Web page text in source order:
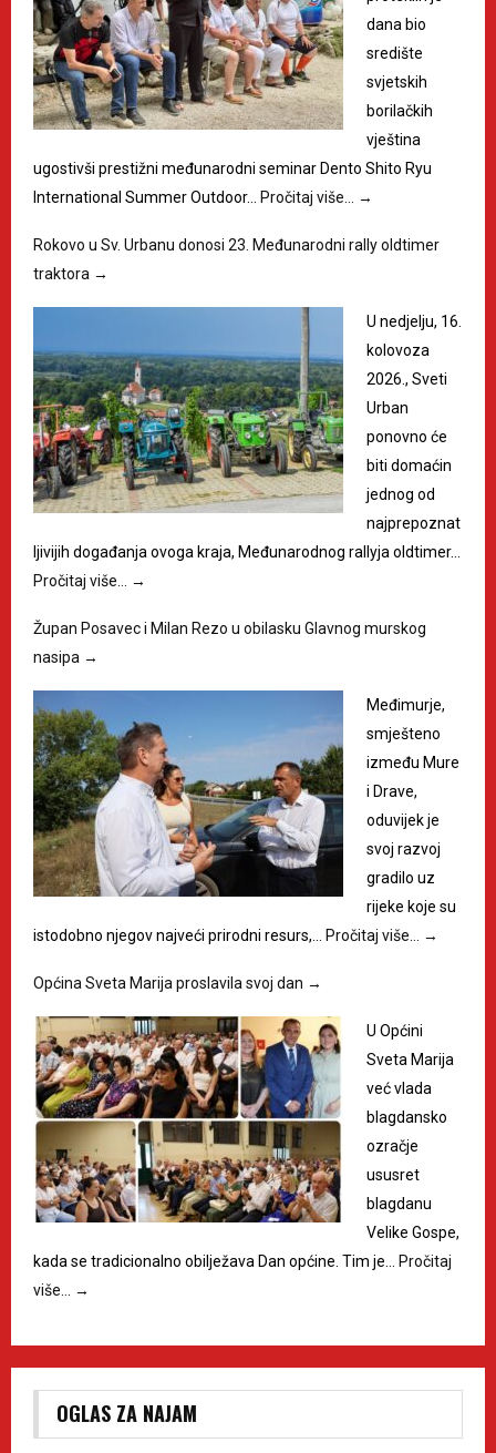
dana bio
središte
svjetskih
borilačkih
vještina
ugostivši prestižni međunarodni seminar Dento Shito Ryu
International Summer Outdoor…
Pročitaj više… →
Rokovo u Sv. Urbanu donosi 23. Međunarodni rally oldtimer
traktora →
U nedjelju, 16.
kolovoza
2026., Sveti
Urban
ponovno će
biti domaćin
jednog od
najprepoznat
ljivijih događanja ovoga kraja, Međunarodnog rallyja oldtimer…
Pročitaj više…
→
Župan Posavec i Milan Rezo u obilasku Glavnog murskog
nasipa →
Međimurje,
smješteno
između Mure
i Drave,
oduvijek je
svoj razvoj
gradilo uz
rijeke koje su
istodobno njegov najveći prirodni resurs,…
Pročitaj više… →
Općina Sveta Marija proslavila svoj dan →
U Općini
Sveta Marija
već vlada
blagdansko
ozračje
ususret
blagdanu
Velike Gospe,
kada se tradicionalno obilježava Dan općine. Tim je…
Pročitaj
više…
→
OGLAS ZA NAJAM